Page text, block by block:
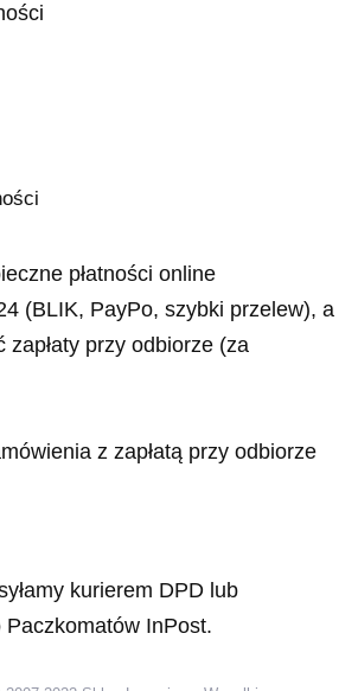
płatności online
(BLIK, PayPo, szybki przelew), a
zapłaty przy odbiorze (za
z zapłatą przy odbiorze
kurierem DPD lub
InPost.